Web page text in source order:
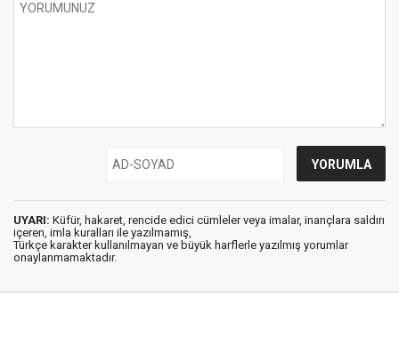
UYARI: Küfür, hakaret, rencide edici cümleler veya imalar, inançlara saldırı
içeren, imla kuralları ile yazılmamış,
Türkçe karakter kullanılmayan ve büyük harflerle yazılmış yorumlar
onaylanmamaktadır.